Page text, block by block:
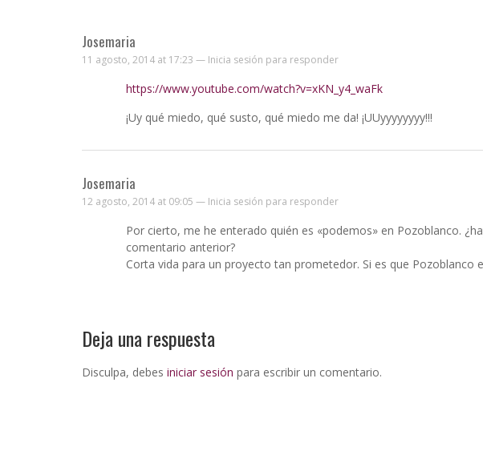
Josemaria
11 agosto, 2014 at 17:23 — Inicia sesión para responder
https://www.youtube.com/watch?v=xKN_y4_waFk
¡Uy qué miedo, qué susto, qué miedo me da! ¡UUyyyyyyyy!!!
Josemaria
12 agosto, 2014 at 09:05 — Inicia sesión para responder
Por cierto, me he enterado quién es «podemos» en Pozoblanco.
comentario anterior?
Corta vida para un proyecto tan prometedor. Si es que Pozoblanco
Deja una respuesta
Disculpa, debes iniciar sesión para escribir un comentario.